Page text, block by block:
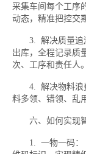
采集车间每个工序
动态，精准把控交
3. 解决质量追溯
出库，全程记录质
次、工序和责任人。
4. 解决物料浪费
料多领、错领、乱
六、如何实现智
1. 一物一码：